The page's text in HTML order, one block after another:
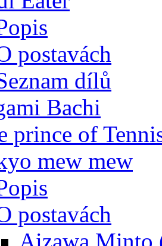
postavách
dílů
Bachi
prince of
mew mew
postavách
Aizawa Minto